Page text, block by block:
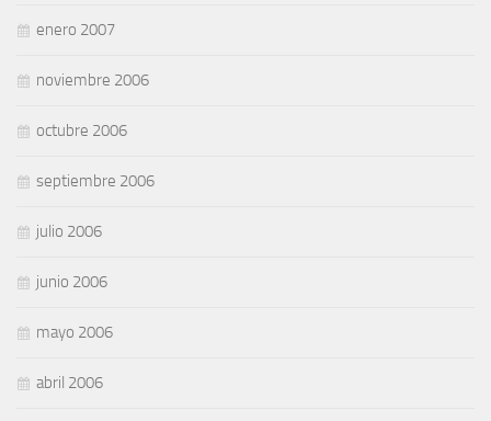
enero 2007
noviembre 2006
octubre 2006
septiembre 2006
julio 2006
junio 2006
mayo 2006
abril 2006